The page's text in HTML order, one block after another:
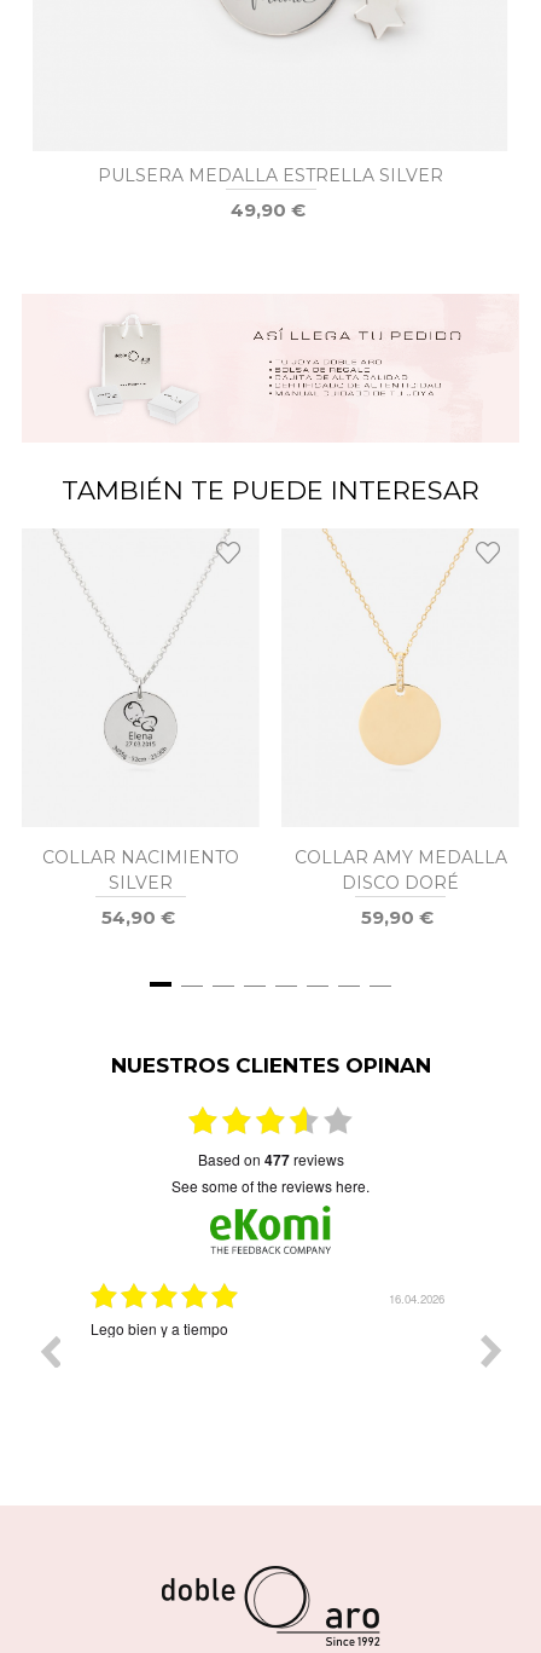
PULSERA MEDALLA ESTRELLA SILVER
49,90 €
TAMBIÉN TE PUEDE INTERESAR
COLLAR NACIMIENTO
SILVER
54,90 €
COLLAR AMY MEDALLA
DISCO DORÉ
59,90 €
NUESTROS CLIENTES OPINAN
based on 477reviews
see some of the reviews here.
08.04.2026
Precioso y llegó rapidísimo Árbol de la vida con cuatro